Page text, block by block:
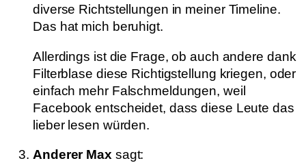
diverse Richtstellungen in meiner Timeline.
Das hat mich beruhigt.
Allerdings ist die Frage, ob auch andere dank
Filterblase diese Richtigstellung kriegen, oder
einfach mehr Falschmeldungen, weil
Facebook entscheidet, dass diese Leute das
lieber lesen würden.
Anderer Max sagt: